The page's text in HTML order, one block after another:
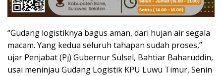
“Gudang logistiknya bagus aman, dari hujan air segala
macam. Yang kedua seluruh tahapan sudah proses,”
ujar Penjabat (Pj) Gubernur Sulsel, Bahtiar Baharuddin,
usai meninjau Gudang Logistik KPU Luwu Timur, Senin